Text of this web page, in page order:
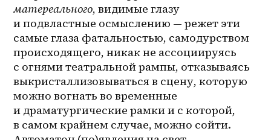
матереального, видимые глазу
и подвластные осмыслению — режет эти
самые глаза фатальностью, самодурством
происходящего, никак не ассоциируясь
с огнями театральной рампы, отказываясь
выкристаллизовываться в сцену, которую
можно вогнать во временные
и драматургические рамки и с которой,
в самом крайнем случае, можно сойти.